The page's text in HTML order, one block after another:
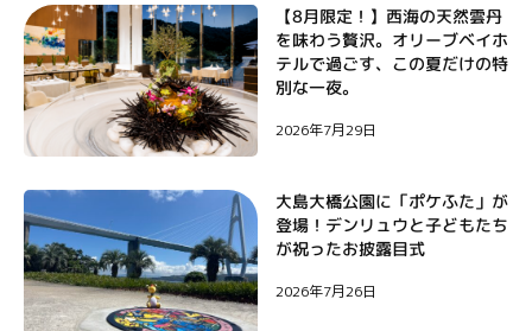
【8月限定！】西海の天然雲丹
を味わう贅沢。オリーブベイホ
テルで過ごす、この夏だけの特
別な一夜。
2026年7月29日
大島大橋公園に「ポケふた」が
登場！デンリュウと子どもたち
が祝ったお披露目式
2026年7月26日